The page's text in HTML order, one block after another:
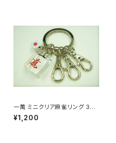
一萬 ミニクリア麻雀リング 3連
キーホルダー
¥1,200